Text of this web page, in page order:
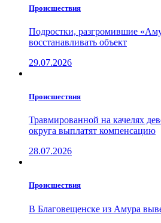
Проиcшествия
Подростки, разгромившие
восстанавливать объект
29.07.2026
Проиcшествия
Травмированной на качелях
округа выплатят компенсацию
28.07.2026
Проиcшествия
В Благовещенске из Амура